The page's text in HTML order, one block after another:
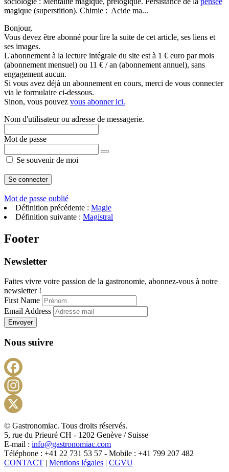
magique (superstition). Chimie : Acide ma...
Bonjour,
Vous devez être abonné pour lire la suite de cet article, ses liens et
ses images.
L'abonnement à la lecture intégrale du site est à 1 € euro par mois
(abonnement mensuel) ou 11 € / an (abonnement annuel), sans
engagement aucun.
Si vous avez déjà un abonnement en cours, merci de vous connecter
via le formulaire ci-dessous.
Sinon, vous pouvez vous abonner ici.
Nom d'utilisateur ou adresse de messagerie.
Mot de passe
Se souvenir de moi
Mot de passe oublié
Définition précédente : Magie
Définition suivante : Magistral
Footer
Newsletter
Faites vivre votre passion de la gastronomie, abonnez-vous à notre
newsletter !
First Name
Email Address
Envoyer
Nous suivre
X
© Gastronomiac. Tous droits réservés.
5, rue du Prieuré CH - 1202 Genève / Suisse
E-mail : info@gastronomiac.com
Téléphone : +41 22 731 53 57 - Mobile : +41 799 207 482
CONTACT | Mentions légales | CGVU